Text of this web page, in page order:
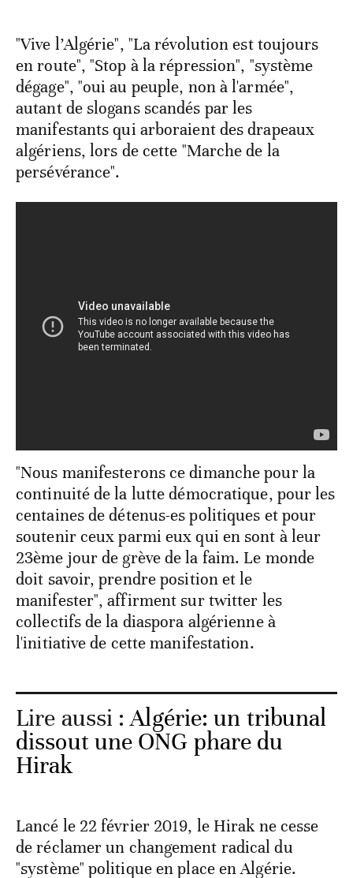
"Vive l’Algérie", "La révolution est toujours
en route", "Stop à la répression", "système
dégage", "oui au peuple, non à l'armée",
autant de slogans scandés par les
manifestants qui arboraient des drapeaux
algériens, lors de cette "Marche de la
persévérance".
"Nous manifesterons ce dimanche pour la
continuité de la lutte démocratique, pour les
centaines de détenus-es politiques et pour
soutenir ceux parmi eux qui en sont à leur
23ème jour de grève de la faim. Le monde
doit savoir, prendre position et le
manifester", affirment sur twitter les
collectifs de la diaspora algérienne à
l'initiative de cette manifestation.
Lire aussi :Algérie: un tribunal
dissout une ONG phare du
Hirak
Lancé le 22 février 2019, le Hirak ne cesse
de réclamer un changement radical du
"système" politique en place en Algérie.